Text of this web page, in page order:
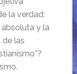
la verdad:
y la
de las